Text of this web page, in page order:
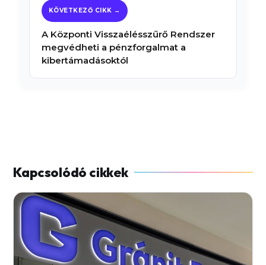
A Központi Visszaélésszűrő Rendszer
megvédheti a pénzforgalmat a
kibertámadásoktól